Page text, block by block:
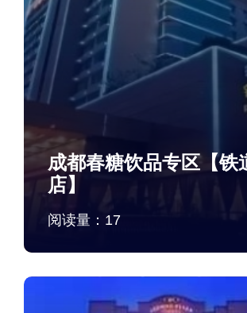
成都春糖饮品专区【铁
店】
阅读量： 17